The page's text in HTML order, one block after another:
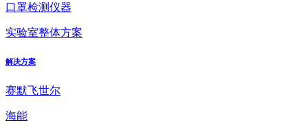
口罩检测仪器
实验室整体方案
解决方案
赛默飞世尔
海能